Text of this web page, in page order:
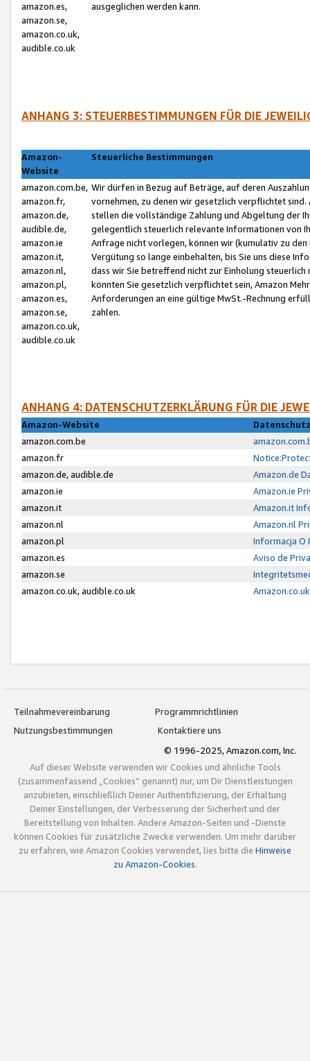
amazon.es,
amazon.se,
amazon.co.uk,
audible.co.uk
ausgeglichen werden kann.
ANHANG 3: STEUERBESTIMMUNGEN FÜR DIE
Amazon-
Website
Steuerliche Bestimmungen
amazon.com.be,
amazon.fr,
amazon.de,
audible.de,
amazon.ie
amazon.it,
amazon.nl,
amazon.pl,
amazon.es,
amazon.se,
amazon.co.uk,
audible.co.uk
Wir dürfen in Bezug auf Beträge, auf deren
vornehmen, zu denen wir gesetzlich verpflichtet
stellen die vollständige Zahlung und Abgeltung der
gelegentlich steuerlich relevante Informationen von
Anfrage nicht vorlegen, können wir (kumulativ zu
Vergütung so lange einbehalten, bis Sie uns diese
dass wir Sie betreffend nicht zur Einholung
könnten Sie gesetzlich verpflichtet sein, Amazon
Anforderungen an eine gültige MwSt.-Rechnung
zahlen.
ANHANG 4: DATENSCHUTZERKLÄRUNG FÜR DIE
Amazon-Website
amazon.com.be
amazon.fr
amazon.de, audible.de
Amazon.de
amazon.ie
Amazon.ie
amazon.it
Amazon.it
amazon.nl
Amazon.nl
amazon.pl
Informacja O
amazon.es
Aviso de
amazon.se
amazon.co.uk, audible.co.uk
Teilnahmevereinbarung
Programmrichtlinien
Nutzungsbestimmungen
Kontaktiere uns
© 1996-2025, Amazon.com, Inc.
Auf dieser Website verwenden wir Cookies und ähnliche Tools
(zusammenfassend „Cookies“ genannt) nur, um Dir Dienstleistungen
anzubieten, einschließlich Deiner Authentifizierung, der Erhaltung
Deiner Einstellungen, der Verbesserung der Sicherheit und der
Bereitstellung von Inhalten. Andere Amazon-Seiten und -Dienste
können Cookies für zusätzliche Zwecke verwenden. Um mehr darüber
zu erfahren, wie Amazon Cookies verwendet, lies bitte die Hinweise
zu Amazon-Cookies.